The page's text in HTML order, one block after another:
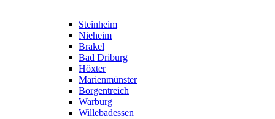
Steinheim
Nieheim
Brakel
Bad Driburg
Höxter
Marienmünster
Borgentreich
Warburg
Willebadessen